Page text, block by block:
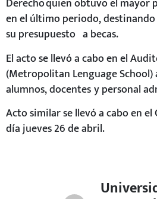
Todos sus
El acto se llevó a cabo en el
(Metropolitan Lenguage School)
alumnos, docentes y personal
Acto similar se llevó a cabo en el
día jueves 26 de abril.